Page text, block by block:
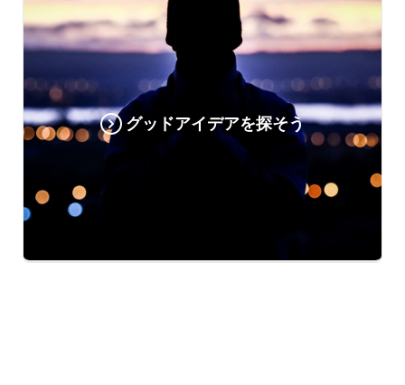
グッドアイデアを探そう